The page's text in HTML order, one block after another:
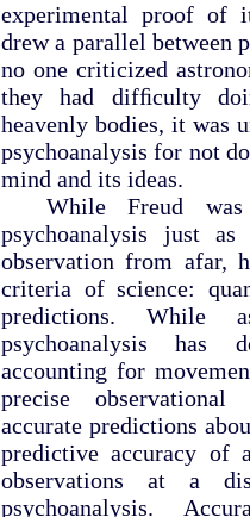
experimental proof of
drew a parallel between
no one criticized
they had difﬁculty
heavenly bodies, it was
psychoanalysis for not
mind and its ideas.
While Freud was
psychoanalysis just
observation from afar,
criteria of science:
predictions. While
psychoanalysis has
accounting for
precise observational
accurate predictions
predictive accuracy of
observations at a
psychoanalysis.